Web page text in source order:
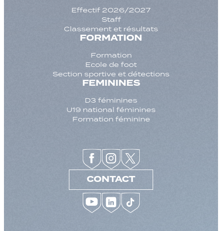
Effectif 2026/2027
Staff
Classement et résultats
FORMATION
Formation
Ecole de foot
Section sportive et détections
FEMININES
D3 féminines
U19 national féminines
Formation féminine
CONTACT